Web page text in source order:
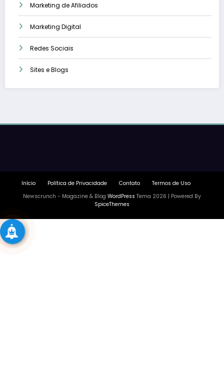
Marketing de Afiliados
Marketing Digital
Redes Sociais
Sites e Blogs
Início Política de Privacidade Contato
Termos de Uso
Newscrunch - Magazine & Blog WordPress Tema 2026 | Powered By
SpiceThemes